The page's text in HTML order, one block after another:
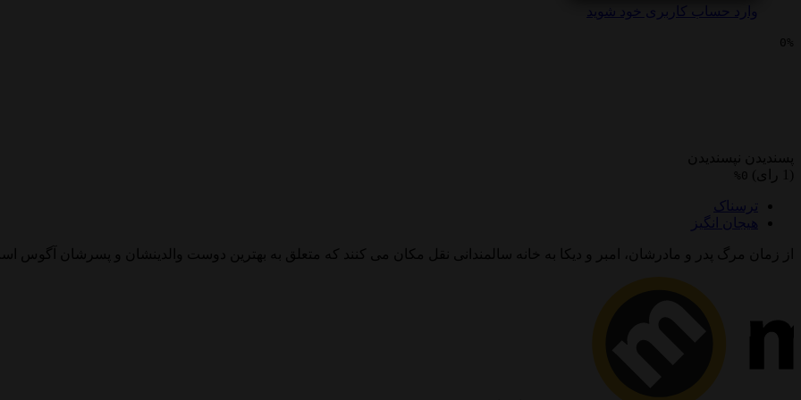
وارد حساب کاربری خود شوید
0%
پسندیدن
نپسندیدن
(1 رای)
0%
ترسناک
هیجان انگیز
از زمان مرگ پدر و مادرشان، امبر و دیکا به خانه سالمندانی نقل مکان می کنند که متعلق به بهترین دوست والدینشان و پسرشان آگوس